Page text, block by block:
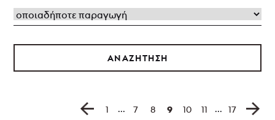
ΑΝΑΖΗΤΗΣΗ
1 ... 7 8 9 10 11 ... 17
Talk
Ψηφιακές
ΘΟΚ